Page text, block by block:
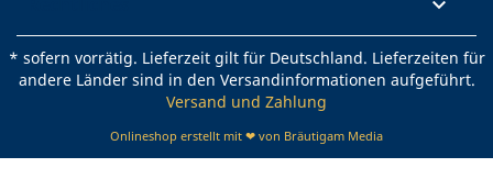

* sofern vorrätig. Lieferzeit gilt für Deutschland. Lieferzeiten für
andere Länder sind in den Versandinformationen aufgeführt.
Versand und Zahlung
Onlineshop erstellt mit ❤ von Bräutigam Media